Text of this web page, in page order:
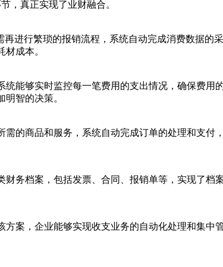
，真正实现了业财融合。
进行繁琐的报销流程，系统自动完成消费数据的
成本。
能够实时监控每一笔费用的支出情况，确保费用
智的决策。
的商品和服务，系统自动完成订单的处理和支付
务档案，包括发票、合同、报销单等，实现了档
案，企业能够实现收支业务的自动化处理和集中